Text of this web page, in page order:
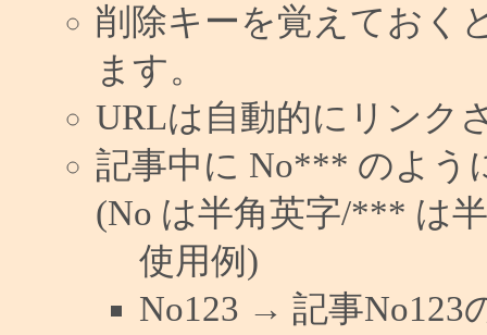
削除キーを覚えておく
ます。
URLは自動的にリンク
記事中に No*** のよう
(No は半角英字/*** は
使用例)
No123 → 記事No123